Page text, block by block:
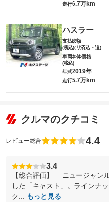
走行6.7万km
ハスラー
支払総額
(税込)(リ済込・追)
車両本体価格
(税込)
年式2019年
走行5.7万km
クルマのクチコミ
レビュー総合 4.4
3.4
【総合評価】 ニュージャン
した「キャスト」。ラインナ
ク...
もっと見る